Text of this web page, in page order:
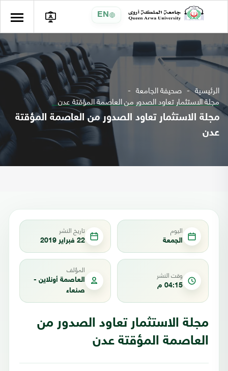
EN
الرئيسية صحيفة الجامعة
مجلة الاستثمار تعاود الصدور من العاصمة المؤقتة عدن
مجلة الاستثمار تعاود الصدور من العاصمة المؤقتة
عدن
اليوم
الجمعة
تاريخ النشر
22 فبراير 2019
وقت النشر
04:15 م
المؤلف
العاصمة أونلاين -
صنعاء
مجلة الاستثمار تعاود الصدور من
العاصمة المؤقتة عدن